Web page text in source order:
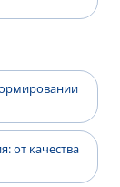
от качества